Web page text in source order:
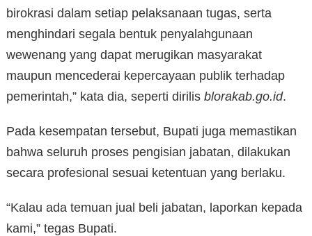
birokrasi dalam setiap pelaksanaan tugas, serta
menghindari segala bentuk penyalahgunaan
wewenang yang dapat merugikan masyarakat
maupun mencederai kepercayaan publik terhadap
pemerintah,” kata dia, seperti dirilis blorakab.go.id.
Pada kesempatan tersebut, Bupati juga memastikan
bahwa seluruh proses pengisian jabatan, dilakukan
secara profesional sesuai ketentuan yang berlaku.
“Kalau ada temuan jual beli jabatan, laporkan kepada
kami,” tegas Bupati.